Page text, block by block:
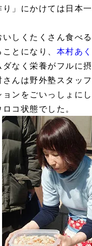
」にかけては日本
しくたくさん食べ
とになり、 本村あ
なく栄養がフルに
んは野外塾スタッ
ンをごいっしょに
コ状態でした。